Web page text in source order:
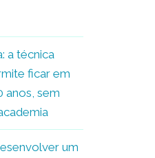
a técnica
ficar em
anos, sem
um